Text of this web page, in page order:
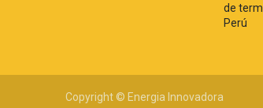
de
Perú
Copyright © Energia Innovadora